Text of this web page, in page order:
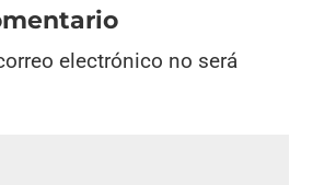
electrónico no será